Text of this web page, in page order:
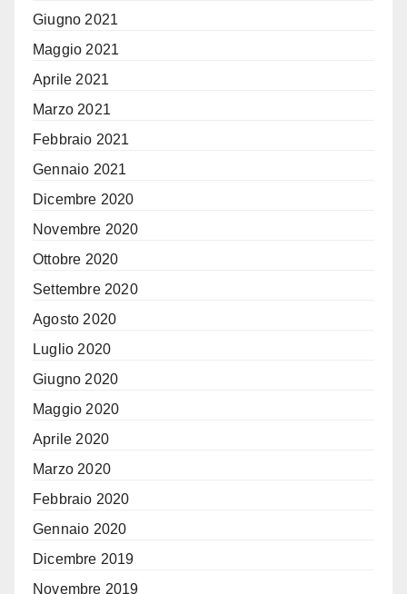
Giugno 2021
Maggio 2021
Aprile 2021
Marzo 2021
Febbraio 2021
Gennaio 2021
Dicembre 2020
Novembre 2020
Ottobre 2020
Settembre 2020
Agosto 2020
Luglio 2020
Giugno 2020
Maggio 2020
Aprile 2020
Marzo 2020
Febbraio 2020
Gennaio 2020
Dicembre 2019
Novembre 2019